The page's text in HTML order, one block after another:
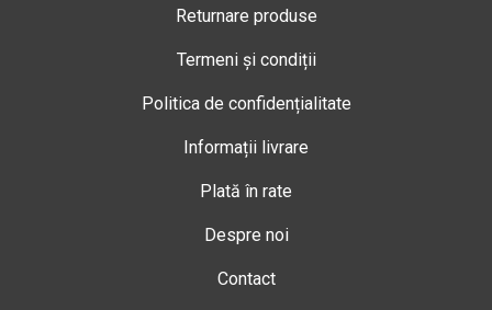
Returnare produse
Termeni și condiții
Politica de confidențialitate
Informații livrare
Plată în rate
Despre noi
Contact